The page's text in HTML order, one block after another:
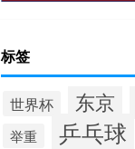
标签
世界杯 东京
举重 乒乓球